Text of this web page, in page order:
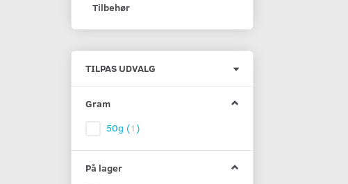
Tilbehør
TILPAS UDVALG
Gram
50g (1)
På lager